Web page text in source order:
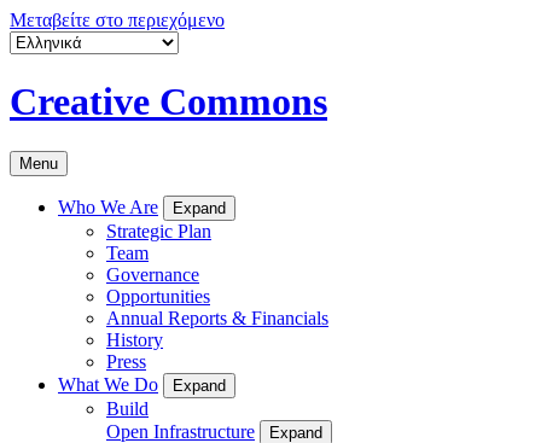
Μεταβείτε στο περιεχόμενο
Creative Commons
Menu
Who We Are Expand
Strategic Plan
Team
Governance
Opportunities
Annual Reports & Financials
History
Press
What We Do
Expand
Build
Open Infrastructure
Expand